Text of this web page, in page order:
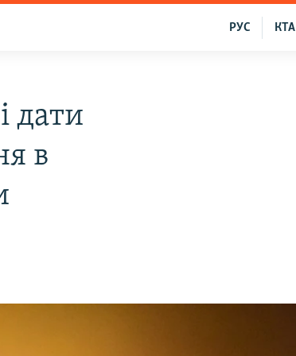
КТА
РУС
дати
в